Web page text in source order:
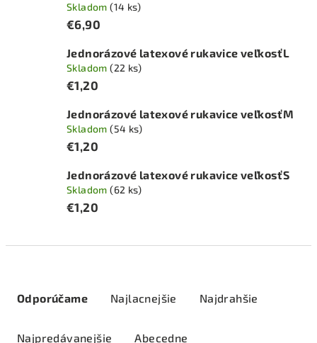
Skladom(14 ks)
€6,90
Jednorázové latexové rukavice veľkosťL
Skladom(22 ks)
€1,20
Jednorázové latexové rukavice veľkosťM
Skladom(54 ks)
€1,20
Jednorázové latexové rukavice veľkosťS
Skladom(62 ks)
€1,20
Odporúčame Najlacnejšie Najdrahšie
Najpredávanejšie Abecedne